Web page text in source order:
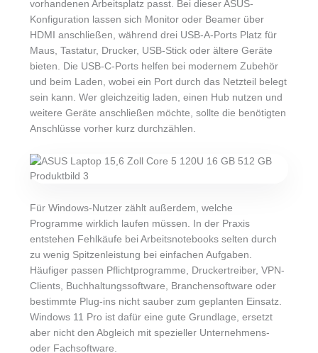
vorhandenen Arbeitsplatz passt. Bei dieser ASUS-
Konfiguration lassen sich Monitor oder Beamer über
HDMI anschließen, während drei USB-A-Ports Platz für
Maus, Tastatur, Drucker, USB-Stick oder ältere Geräte
bieten. Die USB-C-Ports helfen bei modernem Zubehör
und beim Laden, wobei ein Port durch das Netzteil belegt
sein kann. Wer gleichzeitig laden, einen Hub nutzen und
weitere Geräte anschließen möchte, sollte die benötigten
Anschlüsse vorher kurz durchzählen.
Für Windows-Nutzer zählt außerdem, welche
Programme wirklich laufen müssen. In der Praxis
entstehen Fehlkäufe bei Arbeitsnotebooks selten durch
zu wenig Spitzenleistung bei einfachen Aufgaben.
Häufiger passen Pflichtprogramme, Druckertreiber, VPN-
Clients, Buchhaltungssoftware, Branchensoftware oder
bestimmte Plug-ins nicht sauber zum geplanten Einsatz.
Windows 11 Pro ist dafür eine gute Grundlage, ersetzt
aber nicht den Abgleich mit spezieller Unternehmens-
oder Fachsoftware.